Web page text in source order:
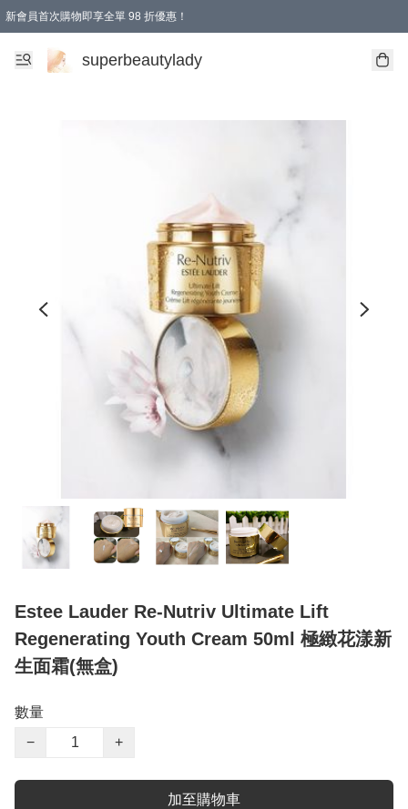
新會員首次購物即享全單 98 折優惠！
會員折扣優惠
superbeautylady
Estee Lauder Re-Nutriv Ultimate Lift
Regenerating Youth Cream 50ml 極緻花漾新
生面霜(無盒)
數量
−
+
加至購物車